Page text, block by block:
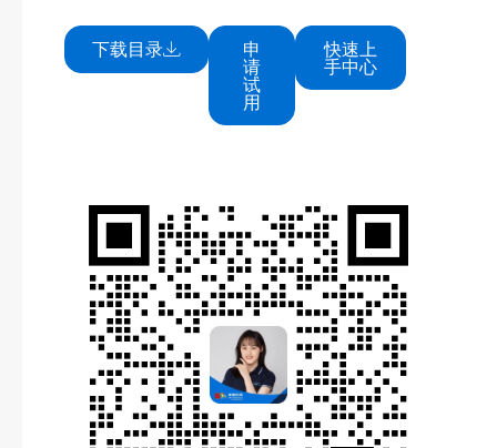
下载目录 申
请
试
用
快速上
手中心